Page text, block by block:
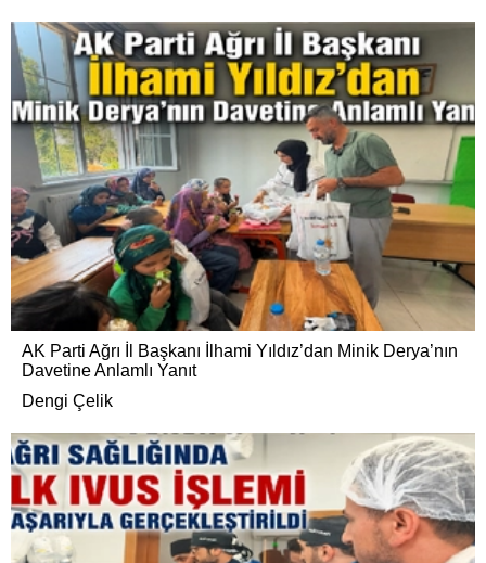
AK Parti Ağrı İl Başkanı İlhami Yıldız’dan Minik Derya’nın
Davetine Anlamlı Yanıt
Dengi Çelik